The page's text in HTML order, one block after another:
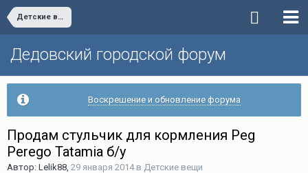
Детские вещи
Дедовский городской форум
Воскрешение и обновление форума
Продам стульчик для кормления Peg
Perego Tatamia б/у
Автор: Lelik88, 29 января 2014в Детские вещи